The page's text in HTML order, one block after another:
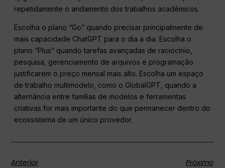
repetidamente o andamento dos trabalhos acadêmicos.
Escolha o plano “Go” quando precisar principalmente de
mais capacidade ChatGPT para o dia a dia. Escolha o
plano “Plus” quando tarefas avançadas de raciocínio,
pesquisa, gerenciamento de arquivos e programação
justificarem o preço mensal mais alto. Escolha um espaço
de trabalho multimodelo, como o GlobalGPT, quando a
alternância entre famílias de modelos e ferramentas
criativas for mais importante do que permanecer dentro do
ecossistema de um único provedor.
Anterior Próximo